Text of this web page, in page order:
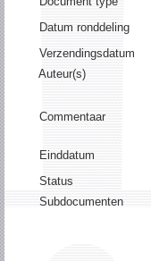
Datum ronddeling
Verzendingsdatum
Auteur(s)
Commentaar
Einddatum
Status
Subdocumenten